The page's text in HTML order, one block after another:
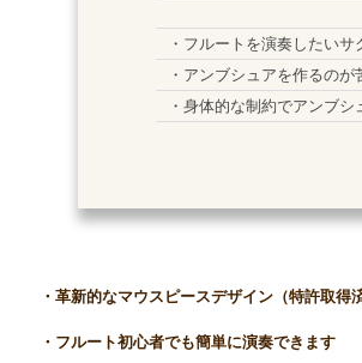
・フルートを演奏したい
・アンブシュアを作るの
・身体的な制約でアンブ
・革新的なマウスピースデザイン（特許取得
・フルート初心者でも簡単に演奏できます